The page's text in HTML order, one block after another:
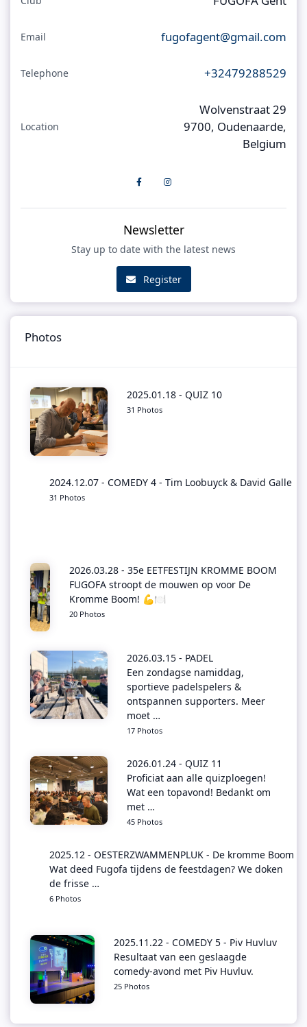
Email fugofagent@gmail.com
Telephone +32479288529
Location
Wolvenstraat 29
9700, Oudenaarde,
Belgium
Newsletter
Stay up to date with the latest news
Register
Photos
2025.01.18 - QUIZ 10
31 Photos
2024.12.07 - COMEDY 4 - Tim Loobuyck & David Galle
31 Photos
2026.03.28 - 35e EETFESTIJN KROMME BOOM
FUGOFA stroopt de mouwen op voor De
Kromme Boom! 💪🍽️
20 Photos
2026.03.15 - PADEL
Een zondagse namiddag,
sportieve padelspelers &
ontspannen supporters. Meer
moet …
17 Photos
2026.01.24 - QUIZ 11
Proficiat aan alle quizploegen!
Wat een topavond! Bedankt om
met …
45 Photos
2025.12 - OESTERZWAMMENPLUK - De kromme Boom
Wat deed Fugofa tijdens de feestdagen? We doken
de frisse …
6 Photos
2025.11.22 - COMEDY 5 - Piv Huvluv
Resultaat van een geslaagde
comedy-avond met Piv Huvluv.
25 Photos